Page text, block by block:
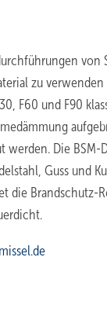
von
zu
F60 und F90
Die BSM-
Guss und
die Brandschutz-